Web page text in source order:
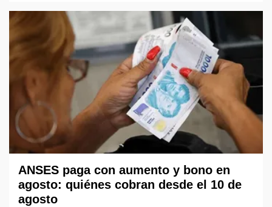
ANSES paga con aumento y bono en
agosto: quiénes cobran desde el 10 de
agosto